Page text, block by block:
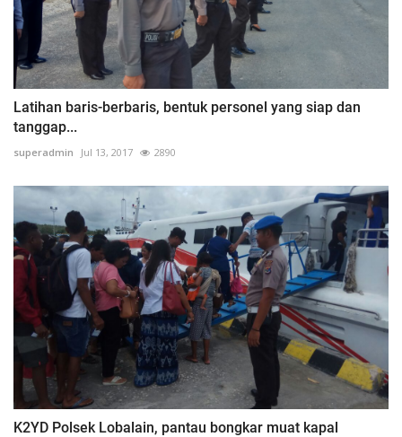
Latihan baris-berbaris, bentuk personel yang siap dan
tanggap...
superadmin Jul 13, 2017 2890
K2YD Polsek Lobalain, pantau bongkar muat kapal